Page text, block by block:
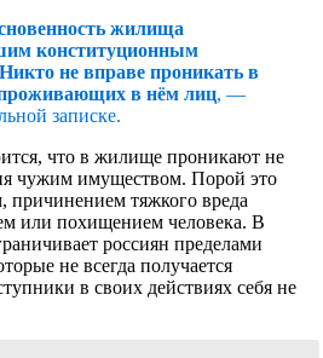
жилища
конституционным
не вправе проникать в
в нём лиц, —
записке.
что в жилище проникают не
чужим имуществом. Порой это
причинением тяжкого вреда
или похищением человека. В
россиян пределами
не всегда получается
в своих действиях себя не